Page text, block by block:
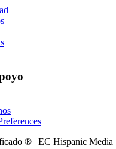
® | EC Hispanic Media